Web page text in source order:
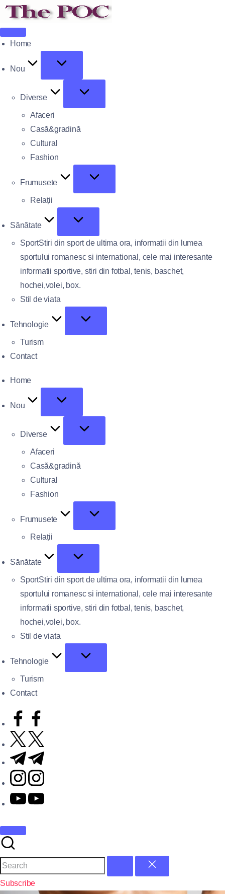
Home
Nou
Diverse
Afaceri
Casă&gradină
Cultural
Fashion
Frumusete
Relații
Sănătate
SportStiri din sport de ultima ora, informatii din lumea
sportului romanesc si international, cele mai interesante
informatii sportive, stiri din fotbal, tenis, baschet,
hochei,volei, box.
Stil de viata
Tehnologie
Turism
Contact
Home
Nou
Diverse
Afaceri
Casă&gradină
Cultural
Fashion
Frumusete
Relații
Sănătate
SportStiri din sport de ultima ora, informatii din lumea
sportului romanesc si international, cele mai interesante
informatii sportive, stiri din fotbal, tenis, baschet,
hochei,volei, box.
Stil de viata
Tehnologie
Turism
Contact
Subscribe